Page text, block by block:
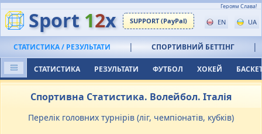
Героям Слава!
Sport 12x SUPPORT (PayPal) EN UA
СТАТИСТИКА / РЕЗУЛЬТАТИ | СПОРТИВНИЙ БЕТТІНГ |
СТАТИСТИКА РЕЗУЛЬТАТИ ФУТБОЛ ХОКЕЙ
Спортивна Статистика. Волейбол. Італія
Перелік головних турнірів (ліг, чемпіонатів, кубків)